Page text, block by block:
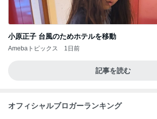
小原正子 台風のためホテルを移動
Amebaトピックス 1日前
記事を読む
オフィシャルブロガーランキング